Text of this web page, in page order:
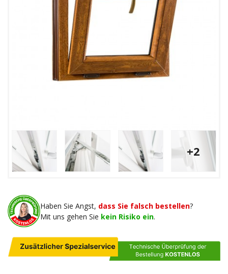
+2
Haben Sie Angst, dass Sie falsch bestellen?
Mit uns gehen Sie kein Risiko ein.